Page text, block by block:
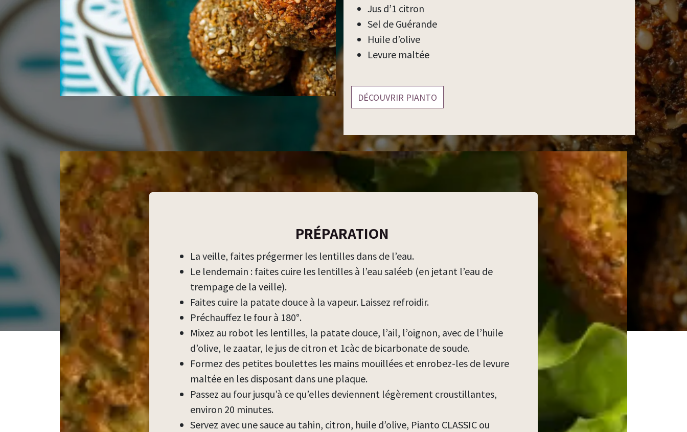
Jus d’1 citron
Sel de Guérande
Huile d’olive
Levure maltée
DÉCOUVRIR PIANTO
PRÉPARATION
La veille, faites prégermer les lentilles dans de l’eau.
Le lendemain : faites cuire les lentilles à l’eau saléeb (en jetant l’eau de
trempage de la veille).
Faites cuire la patate douce à la vapeur. Laissez refroidir.
Préchauffez le four à 180°.
Mixez au robot les lentilles, la patate douce, l’ail, l’oignon, avec de l’huile
d’olive, le zaatar, le jus de citron et 1càc de bicarbonate de soude.
Formez des petites boulettes les mains mouillées et enrobez-les de levure
maltée en les disposant dans une plaque.
Passez au four jusqu’à ce qu’elles deviennent légèrement croustillantes,
environ 20 minutes.
Servez avec une sauce au tahin, citron, huile d’olive, Pianto CLASSIC ou